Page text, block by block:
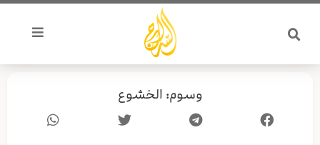
تخطي
المحتوى
وسوم: الخشوع